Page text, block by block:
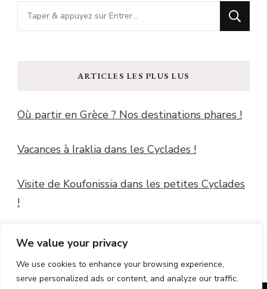
We value your privacy
We use cookies to enhance your browsing experience,
serve personalized ads or content, and analyze our traffic.
Vous
recherchiez
ARTICLES LES PLUS LUS
Où partir en Grèce ? Nos destinations phares !
Vacances à Iraklia dans les Cyclades !
Visite de Koufonissia dans les petites Cyclades
!
Windguru Guidel